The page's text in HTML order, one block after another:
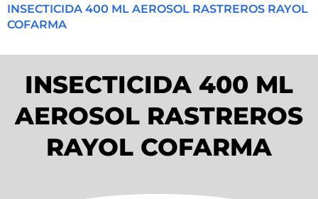
INSECTICIDA 400 ML AEROSOL RASTREROS RAYOL
COFARMA
INSECTICIDA 400 ML
AEROSOL RASTREROS
RAYOL COFARMA